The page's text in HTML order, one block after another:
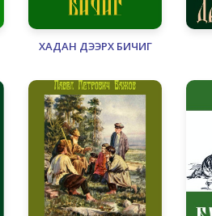
ХАДАН ДЭЭРХ БИЧИГ